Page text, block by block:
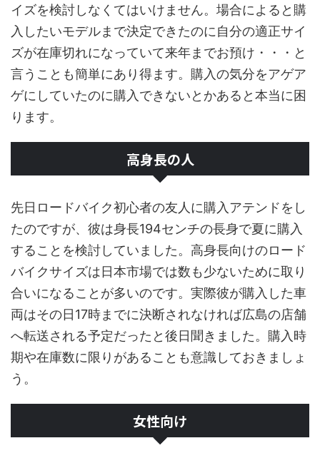
イズを検討しなくてはいけません。場合によると購
入したいモデルまで決定できたのに自分の適正サイ
ズが在庫切れになっていて来年までお預け・・・と
言うことも簡単にあり得ます。購入の気分をアゲア
ゲにしていたのに購入できないとかあると本当に困
ります。
高身長の人
先日ロードバイク初心者の友人に購入アテンドをし
たのですが、彼は身長194センチの長身で夏に購入
することを検討していました。高身長向けのロード
バイクサイズは日本市場では数も少ないために取り
合いになることが多いのです。実際彼が購入した車
両はその日17時までに決断されなければ広島の店舗
へ転送される予定だったと後日聞きました。購入時
期や在庫数に限りがあることも意識しておきましょ
う。
女性向け